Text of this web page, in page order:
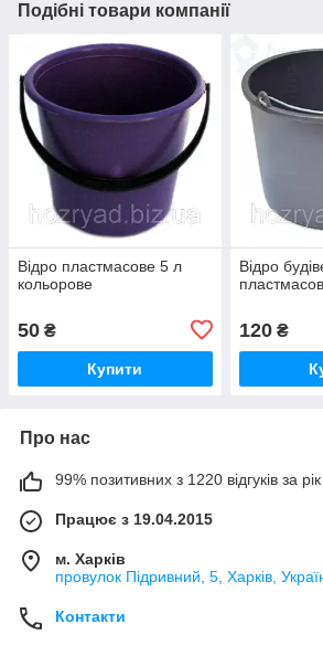
Подібні товари компанії
Відро пластмасове 5 л
кольорове
50 ₴
Купити
Відро
120₴
Про нас
99% позитивних з 1220 відгуків за рік
Працює з 19.04.2015
м. Харків
провулок Підривний, 5, Харків,
Контакти